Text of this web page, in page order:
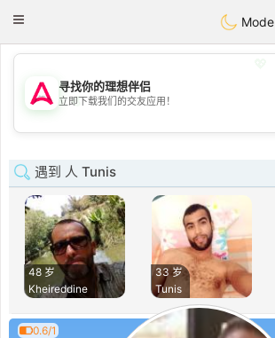
Tantôt
Toggle
Mode
💖
💕
寻找你的理想伴侣
立即下载我们的交友应用！
遇到 人 Tunis
48 岁
Kheireddine
33 岁
Tunis
0.6/1